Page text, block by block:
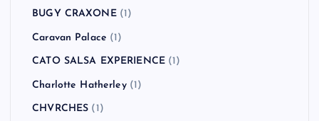
BUGY CRAXONE(1)
Caravan Palace (1)
CATO SALSA EXPERIENCE (1)
Charlotte Hatherley(1)
CHVRCHES (1)